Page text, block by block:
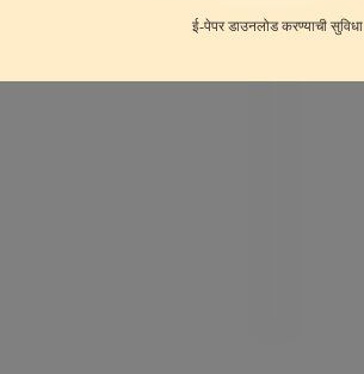
ई-पेपर डाउनलोड करण्याची सुविधा